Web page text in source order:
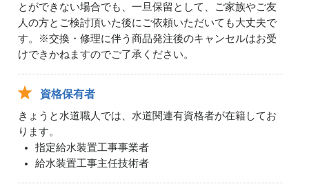
とができない場合でも、一旦保留として、ご家族やご友
人の方とご検討頂いた後にご依頼いただいても大丈夫で
す。※交換・修理に伴う商品発注後のキャンセルはお受
けできかねますのでご了承ください。
資格保有者
きょうと水道職人では、水道関連有資格者が在籍してお
ります。
指定給水装置工事事業者
給水装置工事主任技術者